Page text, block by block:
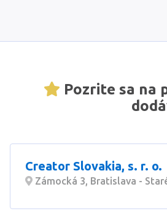
Pozrite sa na
Creator Slovakia, s. r. o.
Zámocká 3, Bratislava -